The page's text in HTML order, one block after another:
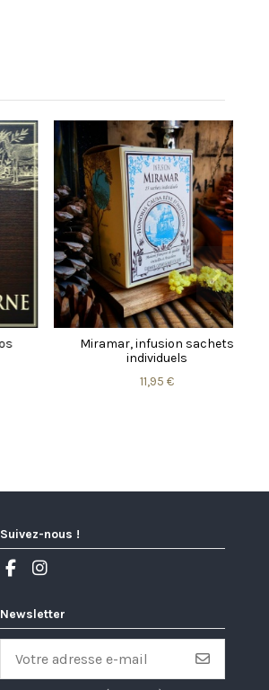
Miramar, infusion sachets
individuels
Suivez-nous !
Newsletter